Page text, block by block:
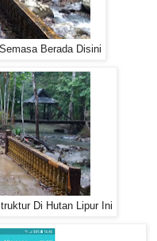
Berada Disini
Di Hutan Lipur Ini